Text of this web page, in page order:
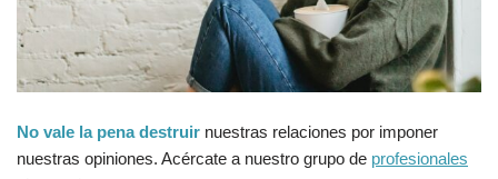
No vale la pena destruir nuestras relaciones por imponer
nuestras opiniones. Acércate a nuestro grupo de profesionales